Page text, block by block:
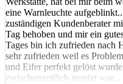
eine Warnleuchte
zuständigen Kundenberater
Tag behoben und mir ein
Tages bin ich zufrieden nach
sehr zufrieden weil es
und Eifer perfekt gelöst
zwischenzeitlich gereizt war...